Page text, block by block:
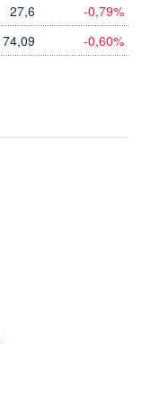
27,6 -0,79%
74,09 -0,60%